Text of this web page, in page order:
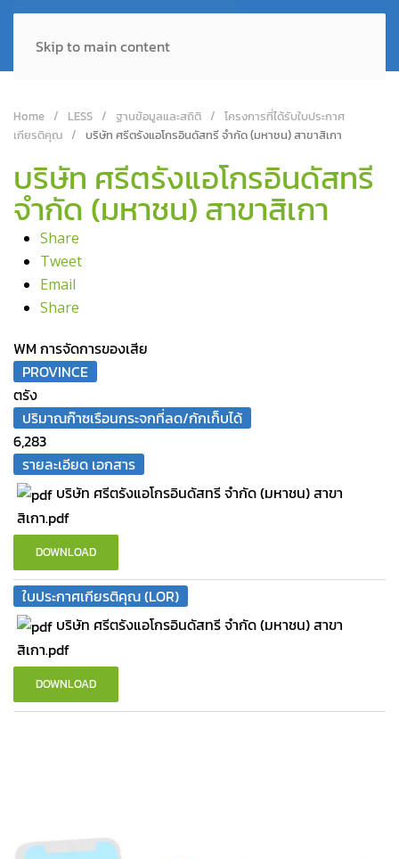
Skip to main content
Home LESS ฐานข้อมูลและสถิติ
โครงการที่ได้รับใบประกาศ
เกียรติคุณ
บริษัท ศรีตรังแอโกรอินดัสทรี จำกัด (มหาชน) สาขาสิเกา
บริษัท ศรีตรังแอโกรอินดัสทรี
จำกัด (มหาชน) สาขาสิเกา
Share
Tweet
Email
Share
WM การจัดการของเสีย
PROVINCE
ตรัง
ปริมาณก๊าซเรือนกระจกที่ลด/กักเก็บได้
6,283
รายละเอียด เอกสาร
บริษัท ศรีตรังแอโกรอินดัสทรี จำกัด (มหาชน) สาขา
สิเกา.pdf
DOWNLOAD
ใบประกาศเกียรติคุณ (LOR)
บริษัท ศรีตรังแอโกรอินดัสทรี จำกัด (มหาชน) สาขา
สิเกา.pdf
DOWNLOAD